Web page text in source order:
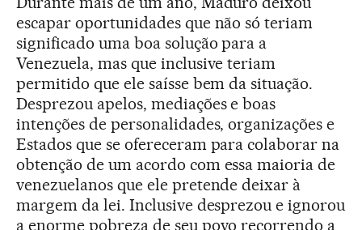
escapar oportunidades que não só teriam
significado uma boa solução para a
Venezuela, mas que inclusive teriam
permitido que ele saísse bem da situação.
Desprezou apelos, mediações e boas
intenções de personalidades, organizações e
Estados que se ofereceram para colaborar na
obtenção de um acordo com essa maioria de
venezuelanos que ele pretende deixar à
margem da lei. Inclusive desprezou e ignorou
a enorme pobreza de seu povo recorrendo a